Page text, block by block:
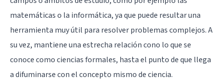
matemáticas o la informática, ya que puede resultar una
herramienta muy útil para resolver problemas complejos. A
su vez, mantiene una estrecha relación cono lo que se
conoce como ciencias formales, hasta el punto de que llega
a difuminarse con el concepto mismo de ciencia.